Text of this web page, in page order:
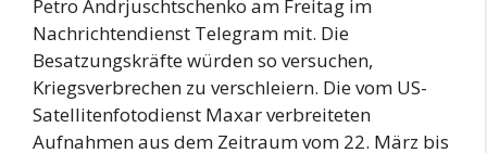
Petro Andrjuschtschenko am Freitag im
Nachrichtendienst Telegram mit. Die
Besatzungskräfte würden so versuchen,
Kriegsverbrechen zu verschleiern. Die vom US-
Satellitenfotodienst Maxar verbreiteten
Aufnahmen aus dem Zeitraum vom 22. März bis